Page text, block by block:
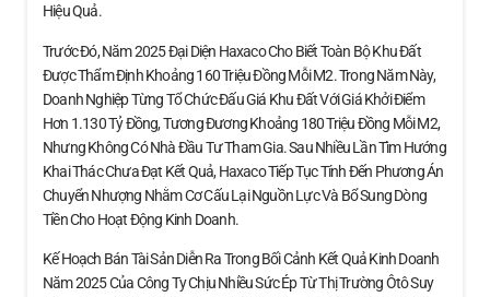
Hiệu Quả.
Trước Đó, Năm 2025 Đại Diện Haxaco Cho Biết Toàn Bộ Khu Đất
Được Thẩm Định Khoảng 160 Triệu Đồng Mỗi M2. Trong Năm Này,
Doanh Nghiệp Từng Tổ Chức Đấu Giá Khu Đất Với Giá Khởi Điểm
Hơn 1.130 Tỷ Đồng, Tương Đương Khoảng 180 Triệu Đồng Mỗi M2,
Nhưng Không Có Nhà Đầu Tư Tham Gia. Sau Nhiều Lần Tìm Hướng
Khai Thác Chưa Đạt Kết Quả, Haxaco Tiếp Tục Tính Đến Phương Án
Chuyển Nhượng Nhằm Cơ Cấu Lại Nguồn Lực Và Bổ Sung Dòng
Tiền Cho Hoạt Động Kinh Doanh.
Kế Hoạch Bán Tài Sản Diễn Ra Trong Bối Cảnh Kết Quả Kinh Doanh
Năm 2025 Của Công Ty Chịu Nhiều Sức Ép Từ Thị Trường Ôtô Suy